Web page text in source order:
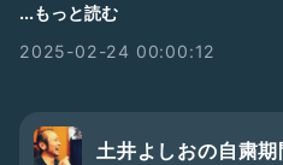
キム ●約1年ぶりに元アンラッ
な肩書きに新たに予備自衛官
丼のSNSをチェック！ ●みな
しております！
...もっと読む
2025-02-24 00:00:12
土井よしおの自粛